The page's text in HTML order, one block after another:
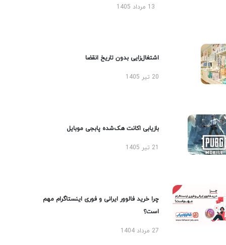
13 مرداد 1405
اشتغال‌زایی بدون تاریخ انقضا
20 تیر 1405
بازیابی اکانت هک‌شده پابجی موبایل
چرا خرید فالوور ایرانی و فوری اینستاگرام مهم
است؟
27 مرداد 1404